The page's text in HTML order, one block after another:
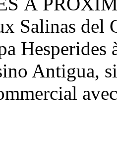
Salinas del
Hesperides
Antigua,